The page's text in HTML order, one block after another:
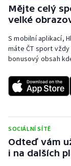
Mějte celý
velké
S mobilní aplikací,
máte ČT sport
bonusový obsah
SOCIÁLNÍ SÍTĚ
Odteď vám
i na dalších